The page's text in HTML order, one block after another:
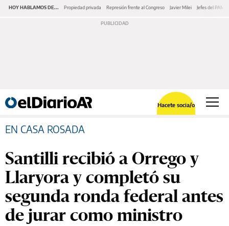
HOY HABLAMOS DE... Propiedad privada Represión frente al Congreso Javier Milei Jefes del PAMI
Hacete socia/o
EN CASA ROSADA
Santilli recibió a Orrego y
Llaryora y completó su
segunda ronda federal antes
de jurar como ministro